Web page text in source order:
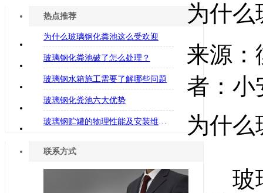
热点推荐
为什么玻璃钢化粪池这么受欢迎
玻璃钢化粪池破了怎么处理？
玻璃钢水箱施工需要了解哪些问题
玻璃钢化粪池六大优势
玻璃钢贮罐的物理性能及安装维护费用低
联系方式
为什么
来源
者：
为什么
玻璃